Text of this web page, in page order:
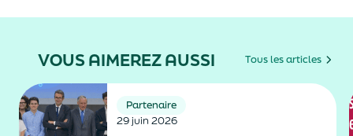
VOUS AIMEREZ AUSSI Tous les articles
Partenaire
29 juin 2026